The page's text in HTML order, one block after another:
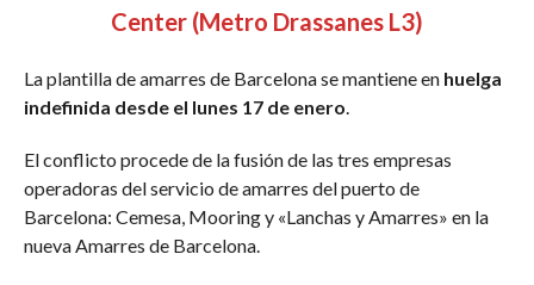
Center (Metro Drassanes L3)
La plantilla de amarres de Barcelona se mantiene en huelga
indefinida desde el lunes 17 de enero.
El conflicto procede de la fusión de las tres empresas
operadoras del servicio de amarres del puerto de
Barcelona: Cemesa, Mooring y «Lanchas y Amarres» en la
nueva Amarres de Barcelona.